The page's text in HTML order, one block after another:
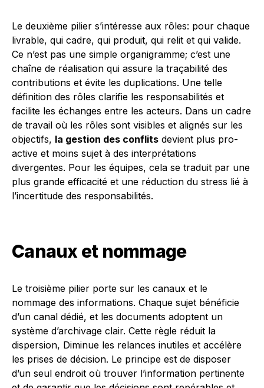
Le deuxième pilier s’intéresse aux rôles: pour chaque
livrable, qui cadre, qui produit, qui relit et qui valide.
Ce n’est pas une simple organigramme; c’est une
chaîne de réalisation qui assure la traçabilité des
contributions et évite les duplications. Une telle
définition des rôles clarifie les responsabilités et
facilite les échanges entre les acteurs. Dans un cadre
de travail où les rôles sont visibles et alignés sur les
objectifs, la gestion des conflits devient plus pro-
active et moins sujet à des interprétations
divergentes. Pour les équipes, cela se traduit par une
plus grande efficacité et une réduction du stress lié à
l’incertitude des responsabilités.
Canaux et nommage
Le troisième pilier porte sur les canaux et le
nommage des informations. Chaque sujet bénéficie
d’un canal dédié, et les documents adoptent un
système d’archivage clair. Cette règle réduit la
dispersion, Diminue les relances inutiles et accélère
les prises de décision. Le principe est de disposer
d’un seul endroit où trouver l’information pertinente